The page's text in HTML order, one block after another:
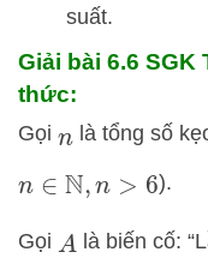
suất.
Giải bài 6.6 SGK
thức:
Gọi n là tổng số
n∈N,n> 6 ).
Gọi A là biến cố: